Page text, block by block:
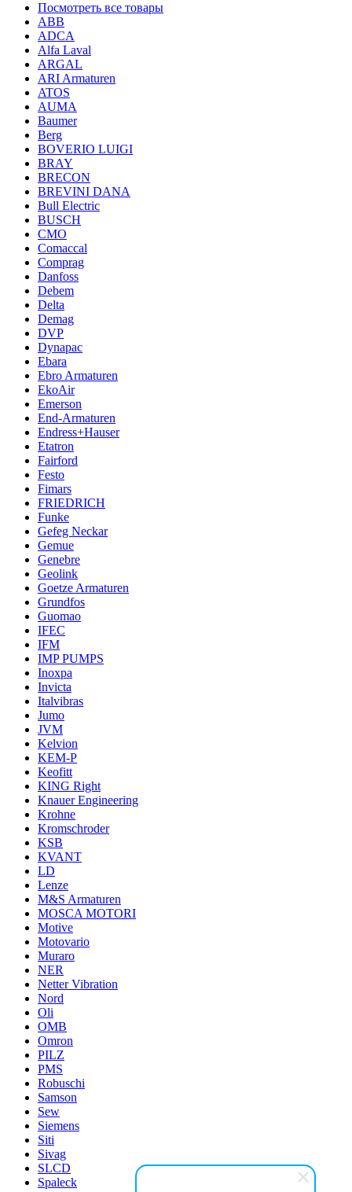
Посмотреть все товары
ABB
ADCA
Alfa Laval
ARGAL
ARI Armaturen
ATOS
AUMA
Baumer
Berg
BOVERIO LUIGI
BRAY
BRECON
BREVINI DANA
Bull Electric
BUSCH
CMO
Comaccal
Comprag
Danfoss
Debem
Delta
Demag
DVP
Dynapac
Ebara
Ebro Armaturen
EkoAir
Emerson
End-Armaturen
Endress+Hauser
Etatron
Fairford
Festo
Fimars
FRIEDRICH
Funke
Gefeg Neckar
Gemue
Genebre
Geolink
Goetze Armaturen
Grundfos
Guomao
IFEC
IFM
IMP PUMPS
Inoxpa
Invicta
Italvibras
Jumo
JVM
Kelvion
KEM-P
Keofitt
KING Right
Knauer Engineering
Krohne
Kromschroder
KSB
KVANT
LD
Lenze
M&S Armaturen
MOSCA MOTORI
Motive
Motovario
Muraro
NER
Netter Vibration
Nord
Oli
OMB
Omron
PILZ
PMS
Robuschi
Samson
Sew
Siemens
Siti
Sivag
SLCD
Spaleck